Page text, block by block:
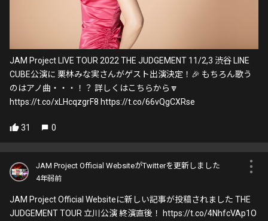
JAM Project LIVE TOUR 2022 THE JUDGEMENT 11/2,3 渋谷 LINE
CUBE公演に 栗林みな実さんがゲスト出演決定！🎉 もちろん歌う
のはアノ曲・・・！？ 詳しくはこちらから🔽
https://t.co/xLHcqzgrF8 https://t.co/66vQgCXRse
31 0
JAM Project Official WebsiteがTwitterを更新しました
4年弱前
JAM Project Official Websiteに新しい記事が投稿されました THE
JUDGEMENT TOUR 立川公演 終演直後！ https://t.co/4NhfcVAp1O